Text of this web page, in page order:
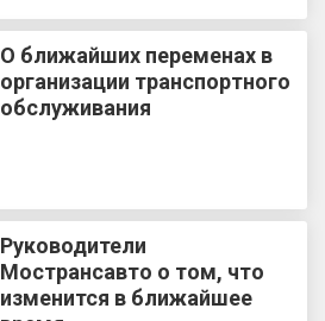
О ближайших переменах в
организации транспортного
обслуживания
Руководители
Мострансавто о том, что
изменится в ближайшее